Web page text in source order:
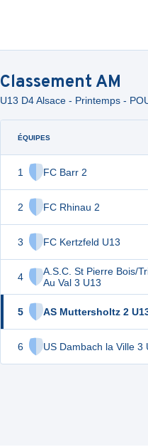
Classement AM
U13 D4 Alsace - Printemps -
ÉQUIPES
1 FC Barr 2
2 FC Rhinau 2
3 FC Kertzfeld U13
4
A.S.C. St Pierre Bois/
Au Val 3 U13
5 AS Muttersholtz 2
6 US Dambach la Ville 3